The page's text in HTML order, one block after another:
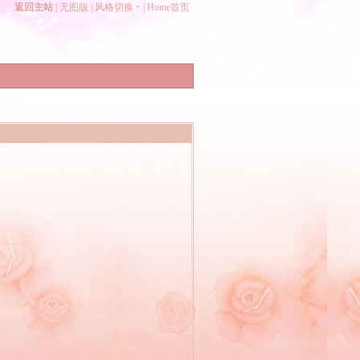
返回主站 无图版 风格切换 Home首页